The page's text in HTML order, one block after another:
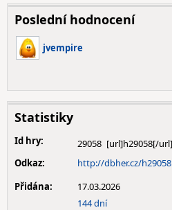
Poslední hodnocení
jvempire
Statistiky
Id hry:
29058
Odkaz:
http://dbher.cz/h29058
Přidána:
17.03.2026
144 dní